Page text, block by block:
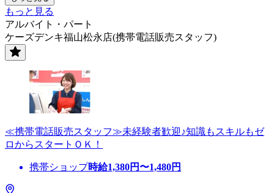
もっと見る
アルバイト・パート
ケーズデンキ福山松永店(携帯電話販売スタッフ)
≪携帯電話販売スタッフ≫未経験者歓迎♪知識もスキルもゼ
ロからスタートＯＫ！
携帯ショップ時給1,380円〜1,480円